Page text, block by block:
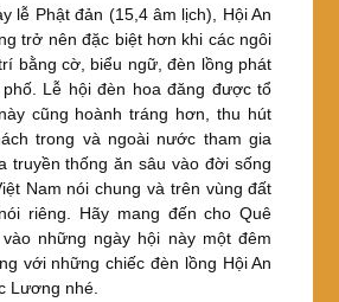
lễ Phật đản (15,4 âm lịch), Hội An
trở nên đặc biệt hơn khi các ngôi
bằng cờ, biểu ngữ, đèn lồng phát
Lễ hội đèn hoa đăng được tổ
cũng hoành tráng hơn, thu hút
trong và ngoài nước tham gia
truyền thống ăn sâu vào đời sống
Nam nói chung và trên vùng đất
riêng. Hãy mang đến cho Quê
những ngày hội này một đêm
với những chiếc đèn lồng Hội An
Lương nhé.